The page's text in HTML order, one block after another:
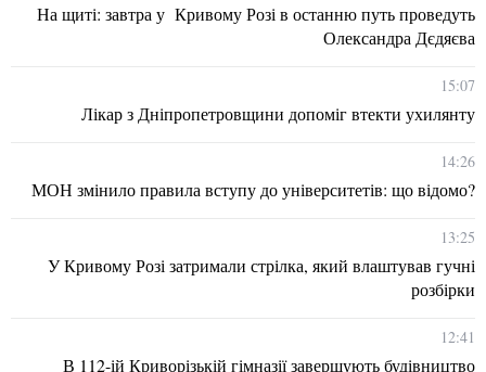
На щиті: завтра у Кривому Розі в останню путь проведуть
Олександра Дєдяєва
15:07
Лікар з Дніпропетровщини допоміг втекти ухилянту
14:26
МОН змінило правила вступу до університетів: що відомо?
13:25
У Кривому Розі затримали стрілка, який влаштував гучні
розбірки
12:41
В 112-ій Криворізькій гімназії завершують будівництво